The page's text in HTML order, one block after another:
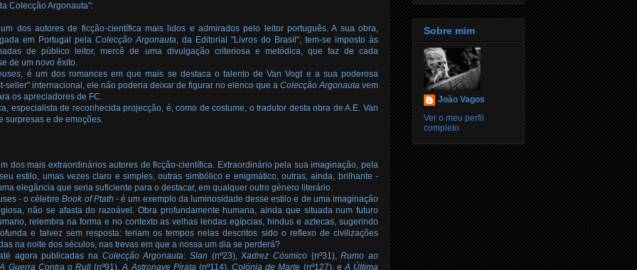
Colecção Argonauta":
dos autores de ficção-científica mais lidos e admirados pelo leitor português. A sua obra,
em Portugal pela Colecção Argonauta , da Editorial "Livros do Brasil", tem-se imposto às
de público leitor, mercê de uma divulgação criteriosa e metódica, que faz de cada
de um novo êxito.
, é um dos romances em que mais se destaca o talento de Van Vogt e a sua poderosa
seller" internacional, ele não poderia deixar de figurar no elenco que a Colecção Argonauta vem
os apreciadores de FC.
especialista de reconhecida projecção, é, como de costume, o tradutor desta obra de A.E. Van
surpresas e de emoções.
dos mais extraordinários autores de ficção-científica. Extraordinário pela sua imaginação, pela
estilo, umas vezes claro e simples, outras simbólico e enigmático, outras, ainda, brilhante -
elegância que seria suficiente para o destacar, em qualquer outro género literário.
- o célebreBook of Ptath - é um exemplo da luminosidade desse estilo e de uma imaginação
não se afasta do razoável. Obra profundamente humana, ainda que situada num futuro
relembra na forma e no contexto as velhas lendas egípcias, hindus e aztecas, sugerindo
e talvez sem resposta: teriam os tempos nelas descritos sido o reflexo de civilizações
na noite dos séculos, nas trevas em que a nossa um dia se perderá?
agora publicadas na Colecção Argonauta:Slan (nº23), Xadrez Cósmico (nº31),Rumo ao
A Guerra Contra o Rull (nº91),A Astronave Pirata (nº114),Colónia de Marte (nº127), e A Última
Sobre mim
João Vagos
Ver o meu perfil
completo